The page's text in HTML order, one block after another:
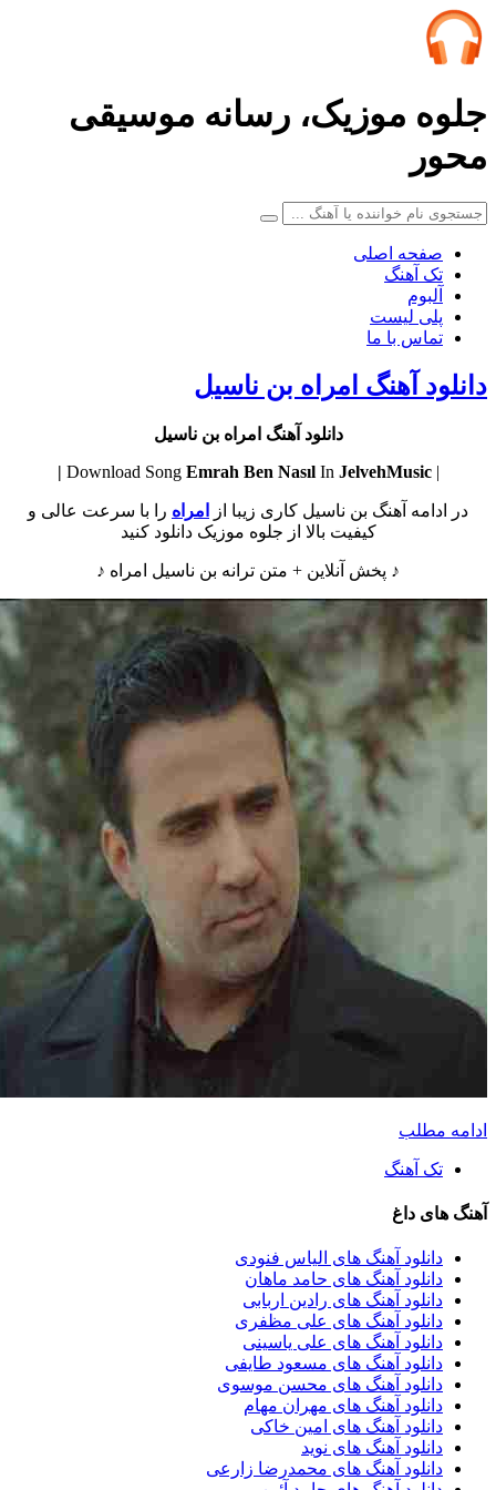
موزیک، رسانه موسیقی
صفحه اصلی
تک آهنگ
آلبوم
پلی لیست
تماس با ما
آهنگ امراه بن ناسیل
دانلود آهنگ امراه بن ناسیل
Emrah Ben NasılInJelvehMusic |
در ادامه آهنگ بن ناسیل کاری زیبا ازامراه را با سرعت عالی و
کیفیت بالا از جلوه موزیک دانلود کنید
♪ پخش آنلاین + متن ترانه بن ناسیل امراه ♪
مطلب
تک آهنگ
های داغ
دانلود آهنگ های الیاس فنودی
دانلود آهنگ های حامد ماهان
دانلود آهنگ های رادین اربابی
دانلود آهنگ های علی مظفری
دانلود آهنگ های علی یاسینی
دانلود آهنگ های مسعود طایفی
دانلود آهنگ های محسن موسوی
دانلود آهنگ های مهران مهام
دانلود آهنگ های امین خاکی
دانلود آهنگ های نوید
دانلود آهنگ های محمدرضا زارعی